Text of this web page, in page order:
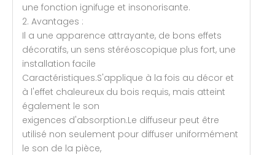
une fonction ignifuge et insonorisante.
2. Avantages :
Il a une apparence attrayante, de bons effets
décoratifs, un sens stéréoscopique plus fort, une
installation facile
Caractéristiques.S'applique à la fois au décor et
à l'effet chaleureux du bois requis, mais atteint
également le son
exigences d'absorption.Le diffuseur peut être
utilisé non seulement pour diffuser uniformément
le son de la pièce,